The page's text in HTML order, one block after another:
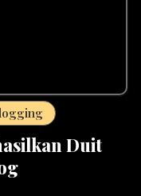
Duit